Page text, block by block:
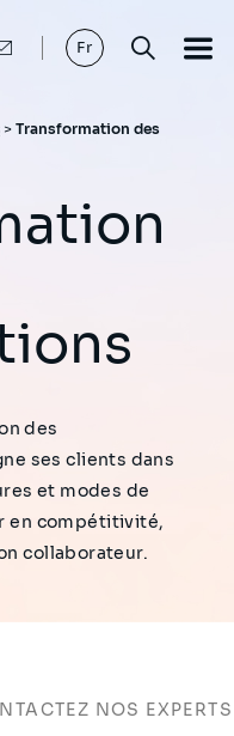
Fr
> Transformation des
des
ses clients dans
et modes de
en compétitivité,
collaborateur.
NOS EXPERTS